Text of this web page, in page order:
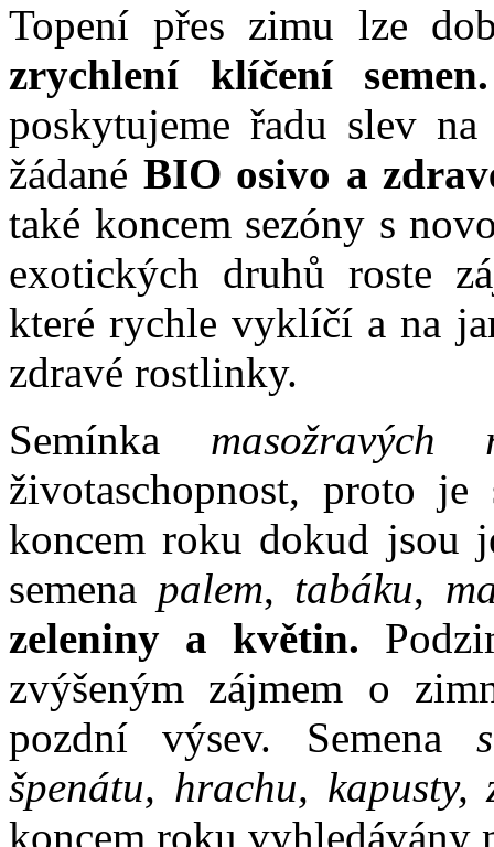
Topení přes zimu lze
zrychlení klíčení semen.
poskytujeme řadu slev
žádané BIO osivo a
také koncem sezóny s
exotických druhů roste
které rychle vyklíčí a na
zdravé rostlinky.
Semínka masožravých
životaschopnost, proto je
koncem roku dokud jsou
semena palem, tabáku,
zeleniny a květin.
zvýšeným zájmem o
pozdní výsev. Semena
špenátu, hrachu, kapusty,
koncem roku vyhledávány